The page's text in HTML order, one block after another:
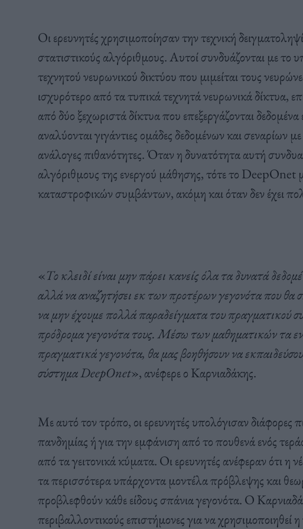
Οι ερευνητές χρησιμοποίησαν την τεχνική
στατιστικούς αλγόριθμους. Αυτοί συνδυάζονται με το
τεχνητού νευρωνικού δικτύου που μιμείται τους
ισχυρότερο από τα τυπικά τεχνητά νευρωνικά δίκτυα,
από δύο ξεχωριστά δίκτυα που επεξεργάζονται
αναλύονται γιγάντιες ομάδες δεδομένων και σεναρίων
ανάλογες πιθανότητες. Όταν η δυνατότητα αυτή
αλγόριθμους της ενεργού μάθησης, τότε το DeepOnet
καταστροφικών συμβάντων, ακόμη και όταν δεν έχει
«Το κλειδί είναι μην πάρει κανείς όλα τα δυνατά
αλλά να αναζητήσει εκ των προτέρων γεγονότα που
να μην έχουμε πολλά παραδείγματα του πραγματικού
πρόδρομα γεγονότα τους. Μέσω των μαθηματικών τα
πραγματικά γεγονότα, θα μας βοηθήσουν να
σύστημα DeepOnet», ανέφερε ο Καρνιαδάκης.
Με αυτό τον τρόπο, οι ερευνητές υπολόγισαν διάφορες
πανδημίας ή για την εμφάνιση από το πουθενά ενός
από τα γειτονικά κύματα. Οι ερευνητές ανέφεραν ότι η
τα περισσότερα υπάρχοντα μοντέλα πρόβλεψης και
προβλεφθούν κάθε είδους σπάνια γεγονότα. Ο
περιβαλλοντικούς επιστήμονες για να